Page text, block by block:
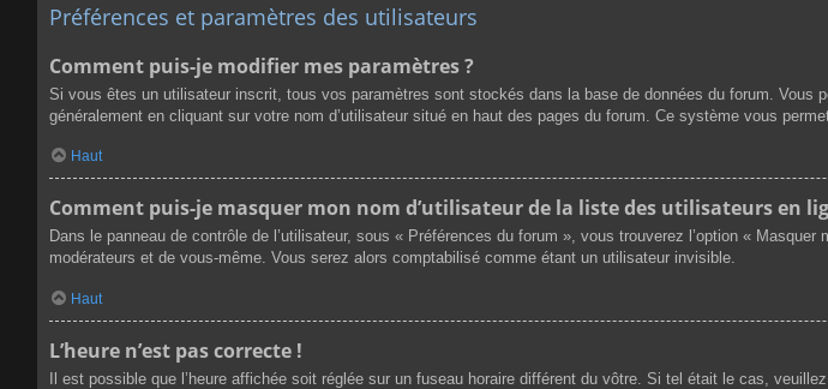
Préférences et paramètres des utilisateurs
Comment puis-je modifier mes paramètres ?
Si vous êtes un utilisateur inscrit, tous vos paramètres sont stockés dans la base de données du forum. Vous
généralement en cliquant sur votre nom d’utilisateur situé en haut des pages du forum. Ce système vous
Haut
Comment puis-je masquer mon nom d’utilisateur de la liste des utilisateurs en
Dans le panneau de contrôle de l’utilisateur, sous « Préférences du forum », vous trouverez l’option «
modérateurs et de vous-même. Vous serez alors comptabilisé comme étant un utilisateur invisible.
Haut
L’heure n’est pas correcte !
Il est possible que l’heure affichée soit réglée sur un fuseau horaire différent du vôtre. Si tel était le cas,